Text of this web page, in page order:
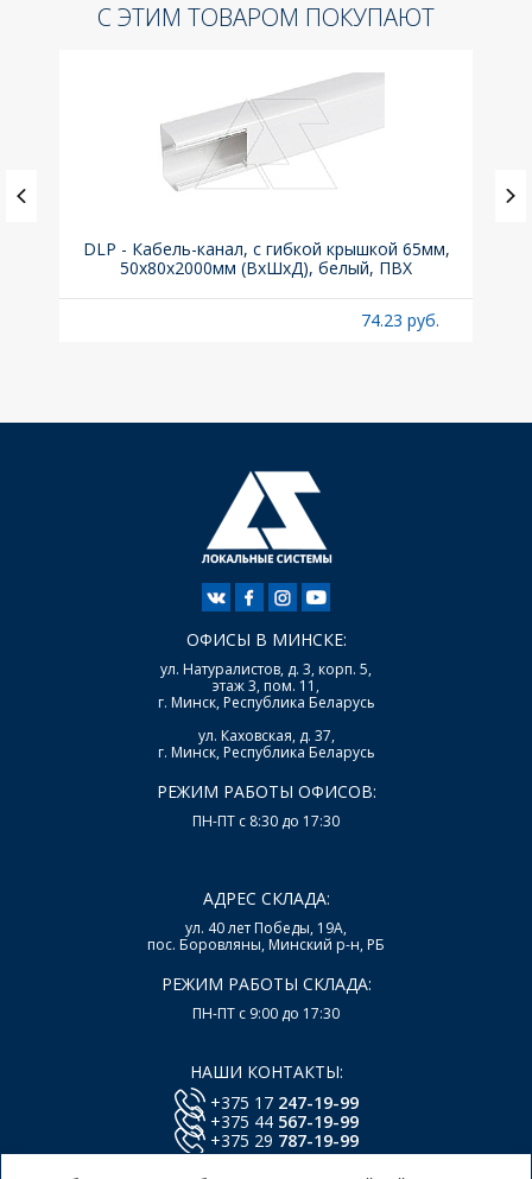
С ЭТИМ ТОВАРОМ ПОКУПАЮТ
DLP - Кабель-канал, с гибкой крышкой 65мм,
50x80х2000мм (ВхШхД), белый, ПВХ
74.23 руб.
ОФИСЫ В МИНСКЕ:
ул. Натуралистов, д. 3, корп. 5,
этаж 3, пом. 11,
г. Минск, Республика Беларусь
ул. Каховская, д. 37,
г. Минск, Республика Беларусь
РЕЖИМ РАБОТЫ ОФИСОВ:
ПН-ПТ с 8:30 до 17:30
АДРЕС СКЛАДА:
ул. 40 лет Победы, 19А,
пос. Боровляны, Минский р-н, РБ
РЕЖИМ РАБОТЫ СКЛАДА:
ПН-ПТ с 9:00 до 17:30
НАШИ КОНТАКТЫ:
+375 17 247-19-99
+375 44 567-19-99
+375 29 787-19-99